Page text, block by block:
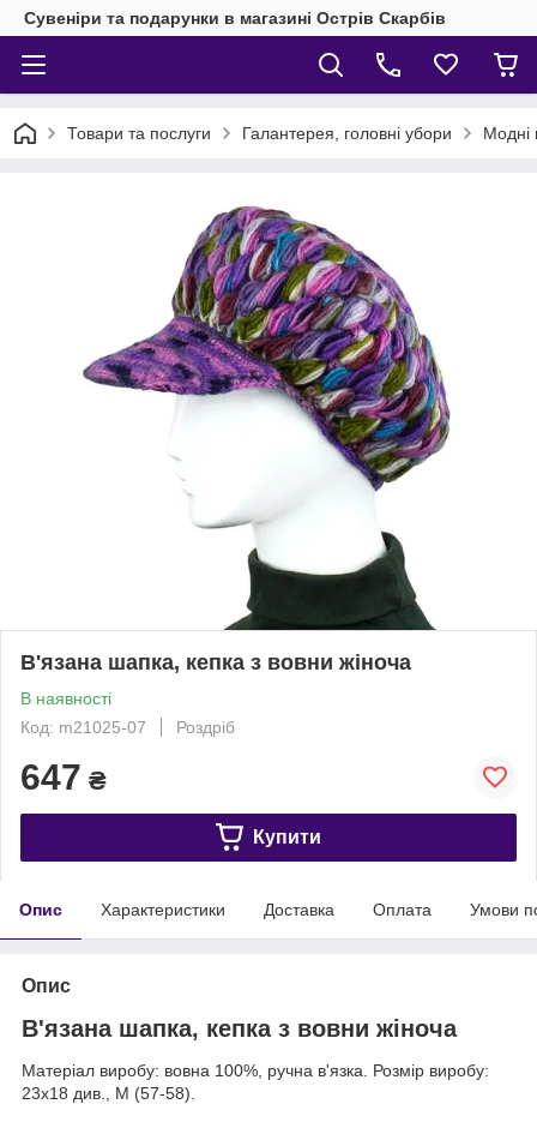
Сувеніри та подарунки в магазині Острів Скарбів
Товари та послуги Галантерея, головні убори Модні
В'язана шапка, кепка з вовни жіноча
В наявності
Код: m21025-07
Роздріб
647 ₴
Купити
Опис Характеристики Доставка Оплата Умови
Опис
В'язана шапка, кепка з вовни жіноча
Матеріал виробу: вовна 100%, ручна в'язка. Розмір виробу:
23х18 див., М (57-58).